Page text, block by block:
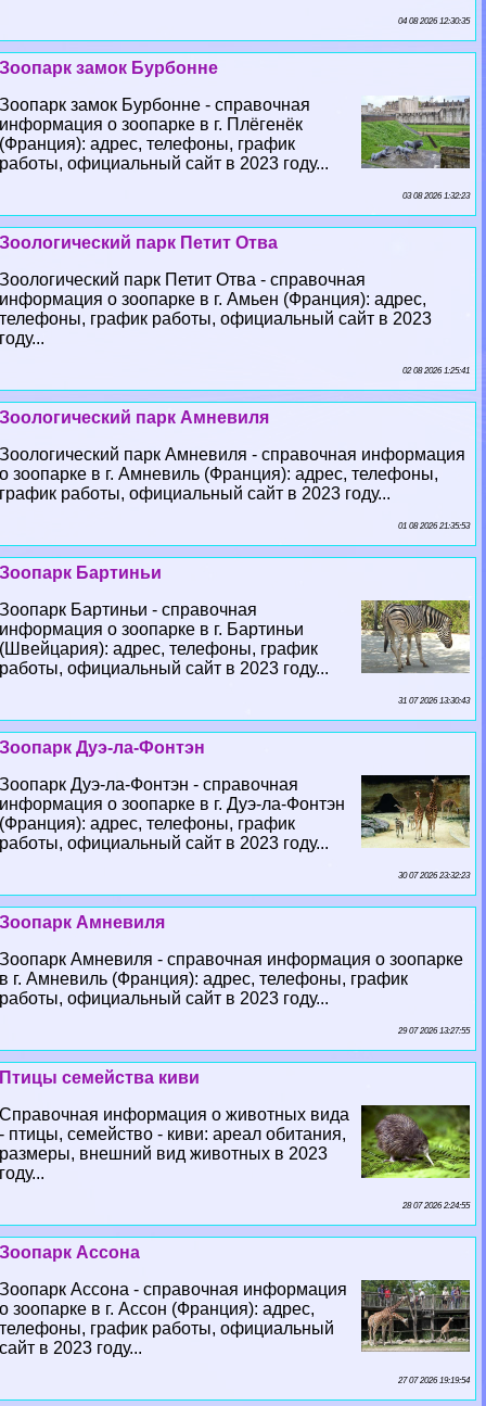
04 08 2026 12:30:35
Зоопарк замок Бурбонне
Зоопарк замок Бурбонне - справочная
информация о зоопарке в г. Плёгенёк
(Франция): адрес, телефоны, график
работы, официальный сайт в 2023 году...
03 08 2026 1:32:23
Зоологический парк Петит Отва
Зоологический парк Петит Отва - справочная
информация о зоопарке в г. Амьен (Франция): адрес,
телефоны, график работы, официальный сайт в 2023
году...
02 08 2026 1:25:41
Зоологический парк Амневиля
Зоологический парк Амневиля - справочная информация
о зоопарке в г. Амневиль (Франция): адрес, телефоны,
график работы, официальный сайт в 2023 году...
01 08 2026 21:35:53
Зоопарк Бартиньи
Зоопарк Бартиньи - справочная
информация о зоопарке в г. Бартиньи
(Швейцария): адрес, телефоны, график
работы, официальный сайт в 2023 году...
31 07 2026 13:30:43
Зоопарк Дуэ-ла-Фонтэн
Зоопарк Дуэ-ла-Фонтэн - справочная
информация о зоопарке в г. Дуэ-ла-Фонтэн
(Франция): адрес, телефоны, график
работы, официальный сайт в 2023 году...
30 07 2026 23:32:23
Зоопарк Амневиля
Зоопарк Амневиля - справочная информация о зоопарке
в г. Амневиль (Франция): адрес, телефоны, график
работы, официальный сайт в 2023 году...
29 07 2026 13:27:55
Птицы семейства киви
Справочная информация о животных вида
- птицы, семейство - киви: ареал обитания,
размеры, внешний вид животных в 2023
году...
28 07 2026 2:24:55
Зоопарк Ассона
Зоопарк Ассона - справочная информация
о зоопарке в г. Ассон (Франция): адрес,
телефоны, график работы, официальный
сайт в 2023 году...
27 07 2026 19:19:54